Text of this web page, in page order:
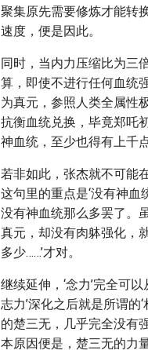
聚集原先需要修炼才能转
速度，便是因此。
同时，当内力压缩比为三
算，即使不进行任何血统
为真元，参照人类全属性
抗衡血统兑换，毕竟郑吒
神血统，至少也得有上千点
若非如此，张杰就不可能
这句里的重点是‘没有神
没有神血统那么多罢了。
真元，却没有肉躰强化，
多少……’才对。
继续延伸，‘念力’完全可
志力’深化之后就是所谓的
的楚三无，几乎完全没有
本原因便是，楚三无的力